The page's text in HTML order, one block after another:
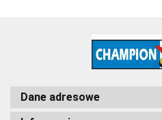
Dane adresowe